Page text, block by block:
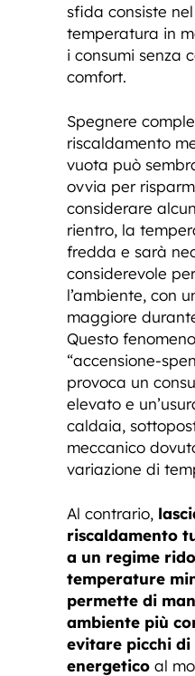
sfida consiste
temperatura in
i consumi senza
comfort.
Spegnere
riscaldamento
vuota può
ovvia per
considerare
rientro, la
fredda e sarà
considerevole
l’ambiente, con
maggiore
Questo
“accensione-
provoca un
elevato e
caldaia,
meccanico
variazione di
Al contrario,
riscaldamento
a un regime
temperature
permette di
ambiente più
evitare picchi di
energetico al